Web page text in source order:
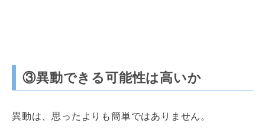
③異動できる可能性は高いか
異動は、思ったよりも簡単ではありません。